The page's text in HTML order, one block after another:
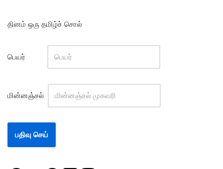
தினம் ஒரு தமிழ்ச் சொல்
பெயர்
மின்னஞ்சல்